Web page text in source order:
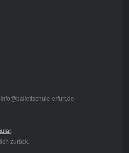
erfurt.de
.
zurück.